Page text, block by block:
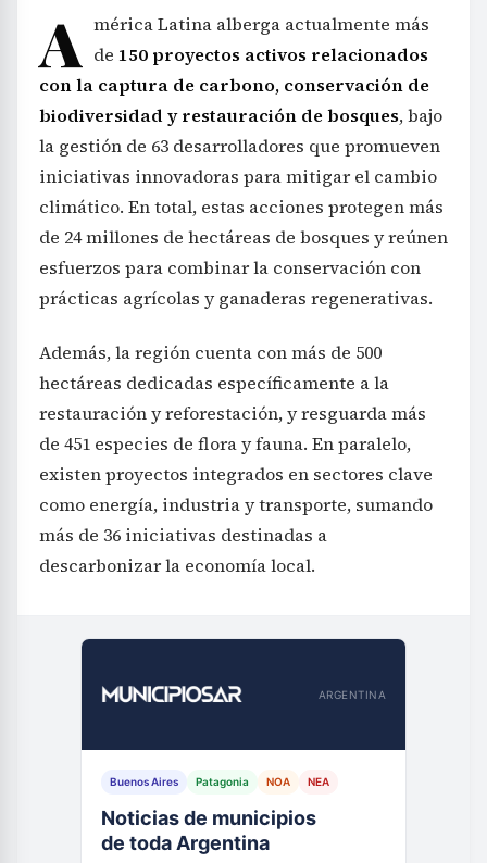
A mérica Latina alberga actualmente más
de 150 proyectos activos relacionados
con la captura de carbono, conservación de
biodiversidad y restauración de bosques, bajo
la gestión de 63 desarrolladores que promueven
iniciativas innovadoras para mitigar el cambio
climático. En total, estas acciones protegen más
de 24 millones de hectáreas de bosques y reúnen
esfuerzos para combinar la conservación con
prácticas agrícolas y ganaderas regenerativas.
Además, la región cuenta con más de 500
hectáreas dedicadas específicamente a la
restauración y reforestación, y resguarda más
de 451 especies de flora y fauna. En paralelo,
existen proyectos integrados en sectores clave
como energía, industria y transporte, sumando
más de 36 iniciativas destinadas a
descarbonizar la economía local.
ARGENTINA
Buenos Aires Patagonia NOA NEA
Noticias de municipios
de toda Argentina